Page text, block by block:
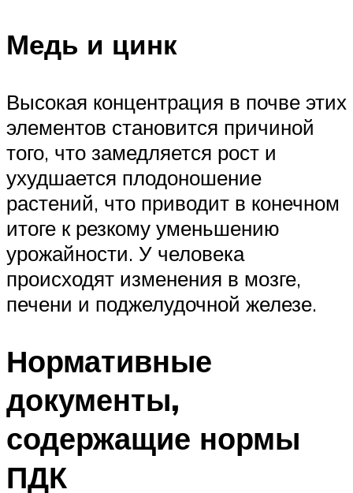
Медь и цинк
Высокая концентрация в почве этих
элементов становится причиной
того, что замедляется рост и
ухудшается плодоношение
растений, что приводит в конечном
итоге к резкому уменьшению
урожайности. У человека
происходят изменения в мозге,
печени и поджелудочной железе.
Нормативные
документы,
содержащие нормы
ПДК